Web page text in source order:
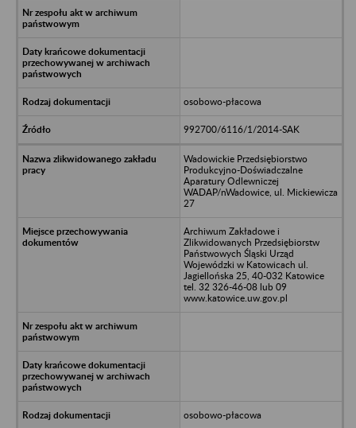
osobowo-płacowa
992700/6116/1/2014-SAK
Wadowickie Przedsiębiorstwo
Produkcyjno-Doświadczalne
Aparatury Odlewniczej
WADAP/nWadowice, ul. Mickiewicza
27
Archiwum Zakładowe i
Zlikwidowanych Przedsiębiorstw
Państwowych Śląski Urząd
Wojewódzki w Katowicach ul.
Jagiellońska 25, 40-032 Katowice
tel. 32 326-46-08 lub 09
www.katowice.uw.gov.pl
osobowo-płacowa